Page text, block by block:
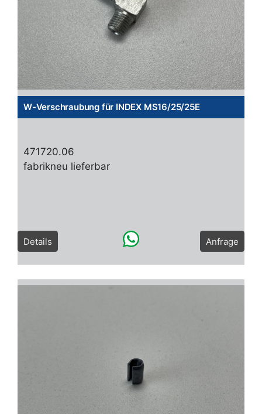
W-Verschraubung für INDEX MS16/25/25E
471720.06
fabrikneu lieferbar
Details Anfrage